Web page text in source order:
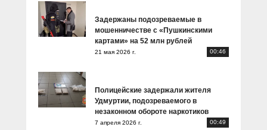
Задержаны подозреваемые в
мошенничестве с «Пушкинскими
картами» на 52 млн рублей
21 мая 2026 г. 00:46
Полицейские задержали жителя
Удмуртии, подозреваемого в
незаконном обороте наркотиков
7 апреля 2026 г. 00:49